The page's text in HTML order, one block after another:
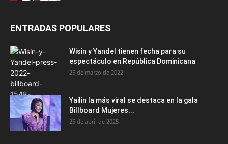
ENTRADAS POPULARES
Wisin y Yandel tienen fecha para su
espectáculo en República Dominicana
25 de marzo de 2022
Yailin la más viral se destaca en la gala
Billboard Mujeres...
25 de abril de 2025